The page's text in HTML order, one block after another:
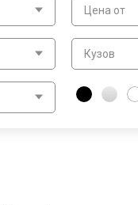
Цена от
Кузов